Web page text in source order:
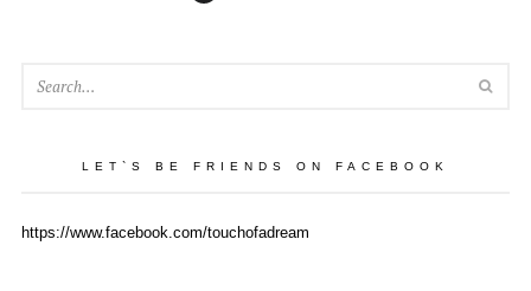
LET`S BE FRIENDS ON FACEBOOK
https://www.facebook.com/touchofadream